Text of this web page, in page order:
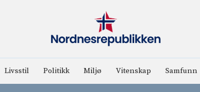
Livsstil Politikk Miljø Vitenskap Samfunn